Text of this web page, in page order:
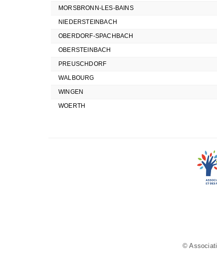
MORSBRONN-LES-BAINS
NIEDERSTEINBACH
OBERDORF-SPACHBACH
OBERSTEINBACH
PREUSCHDORF
WALBOURG
WINGEN
WOERTH
©